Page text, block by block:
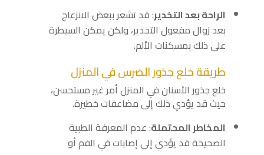
الراحة بعد التخدير: قد تشعر ببعض الانزعاج
بعد زوال مفعول التخدير، ولكن يمكن السيطرة
على ذلك بمسكنات الألم.
طريقة خلع جذور الضرس في المنزل
خلع جذور الأسنان في المنزل أمر غير مستحسن،
حيث قد يؤدي ذلك إلى مضاعفات خطيرة.
المخاطر المحتملة: عدم المعرفة الطبية
الصحيحة قد يؤدي إلى إصابات في الفم أو